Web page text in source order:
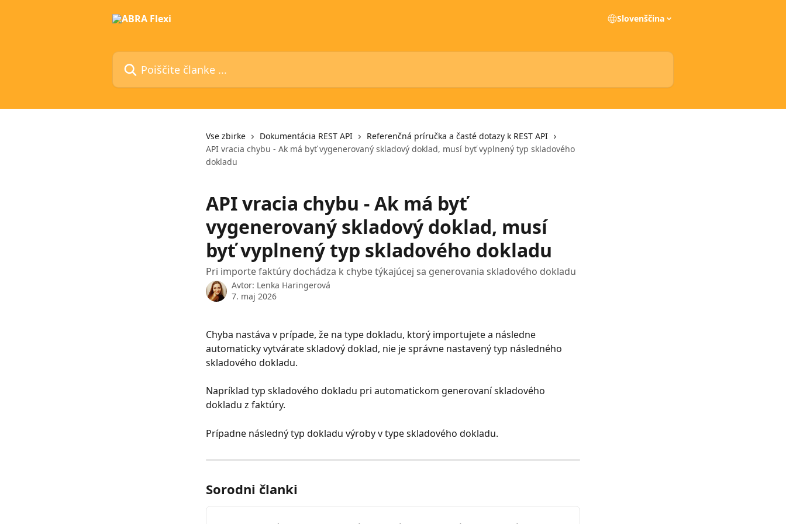
Slovenščina
Poiščite članke ...
Vse zbirke Dokumentácia REST API
Referenčná príručka a časté dotazy k REST API
API vracia chybu - Ak má byť vygenerovaný skladový doklad, musí byť vyplnený typ skladového
dokladu
API vracia chybu - Ak má byť
vygenerovaný skladový doklad, musí
byť vyplnený typ skladového dokladu
Pri importe faktúry dochádza k chybe týkajúcej sa generovania skladového dokladu
Avtor: Lenka Haringerová
7. maj 2026
Chyba nastáva v prípade, že na type dokladu, ktorý importujete a následne
automaticky vytvárate skladový doklad, nie je správne nastavený typ následného
skladového dokladu.
Napríklad typ skladového dokladu pri automatickom generovaní skladového
dokladu z faktúry.
Prípadne následný typ dokladu výroby v type skladového dokladu.
Sorodni članki